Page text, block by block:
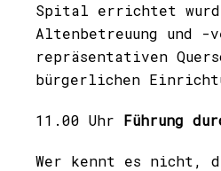
Spital errichtet
Altenbetreuung und -
repräsentativen
bürgerlichen
11.00 Uhr Führung
Wer kennt es nicht,